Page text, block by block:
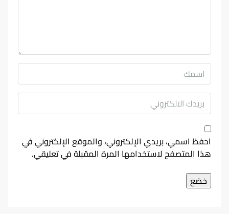
احفظ اسمي، بريدي الإلكتروني، والموقع الإلكتروني في
هذا المتصفح لاستخدامها المرة المقبلة في تعليقي.